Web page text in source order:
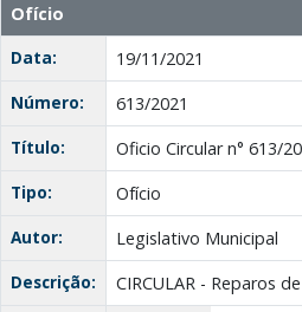
Ofício
Data:
19/11/2021
Número:
613/2021
Título:
Oficio Circular n° 613/
Tipo:
Ofício
Autor:
Legislativo Municipal
Descrição:
CIRCULAR - Reparos